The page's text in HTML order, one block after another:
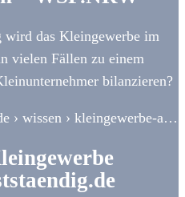
das Kleingewerbe im
vielen Fällen zu einem
bilanzieren?
› wissen › kleingewerbe-a…